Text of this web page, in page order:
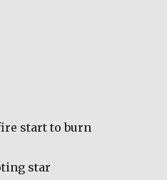
start to burn
star